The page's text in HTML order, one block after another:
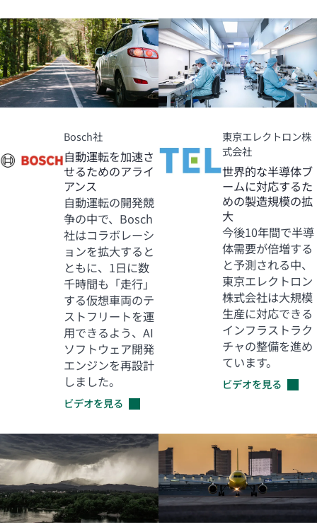
Bosch社
自動運転を加速さ
せるためのアライ
アンス
自動運転の開発競
争の中で、Bosch
社はコラボレーシ
ョンを拡大すると
ともに、1日に数
千時間も「走行」
する仮想車両のテ
ストフリートを運
用できるよう、AI
ソフトウェア開発
エンジンを再設計
しました。
ビデオを見る
東京エレクトロン株
式会社
世界的な半導体ブ
ームに対応するた
めの製造規模の拡
大
今後10年間で半導
体需要が倍増する
と予測される中、
東京エレクトロン
株式会社は大規模
生産に対応できる
インフラストラク
チャの整備を進め
ています。
ビデオを見る